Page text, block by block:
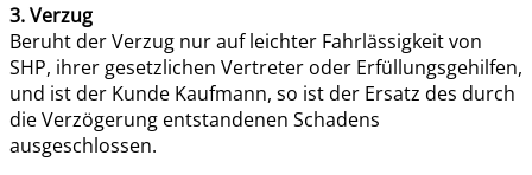
3. Verzug
Beruht der Verzug nur auf leichter Fahrlässigkeit von
SHP, ihrer gesetzlichen Vertreter oder Erfüllungsgehilfen,
und ist der Kunde Kaufmann, so ist der Ersatz des durch
die Verzögerung entstandenen Schadens
ausgeschlossen.